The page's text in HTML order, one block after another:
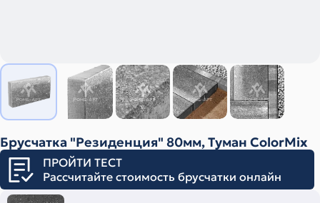
Брусчатка "Резиденция" 80мм, Туман ColorMix
ПРОЙТИ ТЕСТ
Рассчитайте стоимость брусчатки онлайн